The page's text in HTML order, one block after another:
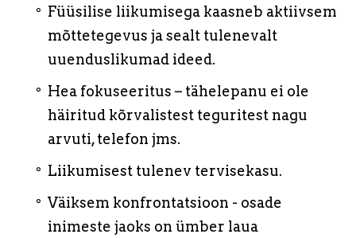
Füüsilise liikumisega kaasneb aktiivsem
mõttetegevus ja sealt tulenevalt
uuenduslikumad ideed.
Hea fokuseeritus – tähelepanu ei ole
häiritud kõrvalistest teguritest nagu
arvuti, telefon jms.
Liikumisest tulenev tervisekasu.
Väiksem konfrontatsioon - osade
inimeste jaoks on ümber laua